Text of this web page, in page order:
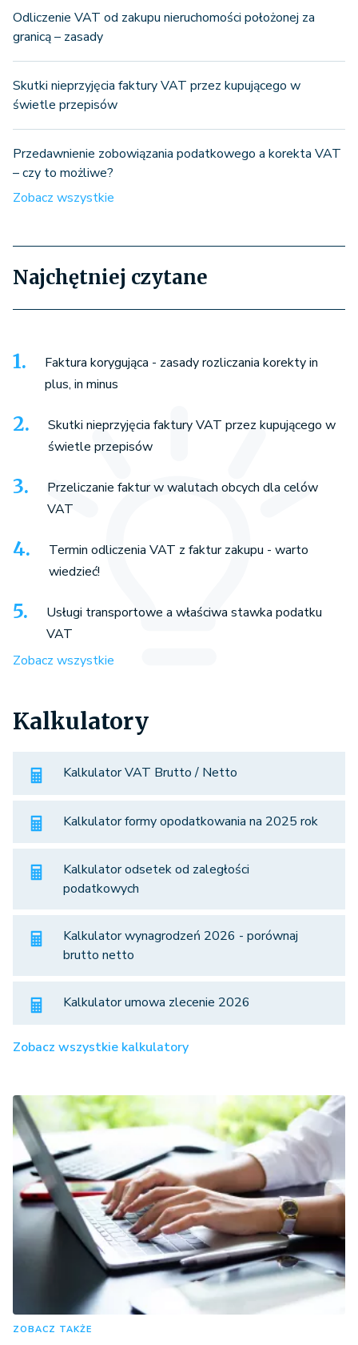
Odliczenie VAT od zakupu nieruchomości położonej za
granicą – zasady
Skutki nieprzyjęcia faktury VAT przez kupującego w
świetle przepisów
Przedawnienie zobowiązania podatkowego a korekta VAT
– czy to możliwe?
Zobacz wszystkie
Najchętniej czytane
Faktura korygująca - zasady rozliczania korekty in
plus, in minus
Skutki nieprzyjęcia faktury VAT przez kupującego w
świetle przepisów
Przeliczanie faktur w walutach obcych dla celów
VAT
Termin odliczenia VAT z faktur zakupu - warto
wiedzieć!
Usługi transportowe a właściwa stawka podatku
VAT
Zobacz wszystkie
Kalkulatory
Kalkulator VAT Brutto / Netto
Kalkulator formy opodatkowania na 2025 rok
Kalkulator odsetek od zaległości
podatkowych
Kalkulator wynagrodzeń 2026 - porównaj
brutto netto
Kalkulator umowa zlecenie 2026
Zobacz wszystkie kalkulatory
ZOBACZ TAKŻE